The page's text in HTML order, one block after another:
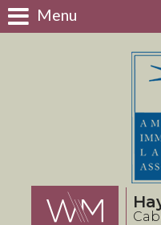
Menu
Panneau de gestion des cookies